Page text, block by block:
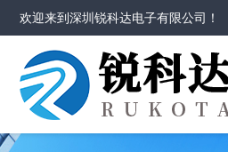
欢迎来到深圳锐科达电子有限公司 ！